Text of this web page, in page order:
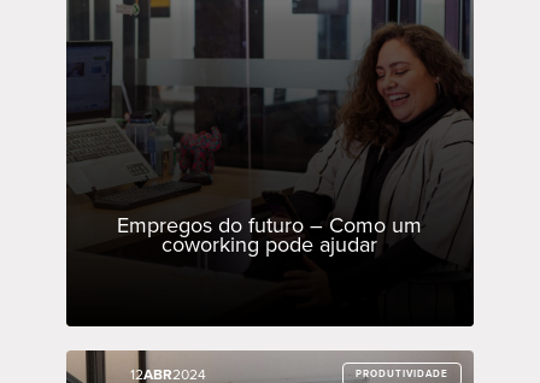
Empregos do futuro – Como um
coworking pode ajudar
12ABR2024 PRODUTIVIDADE
12ABR2024 PRODUTIVIDADE